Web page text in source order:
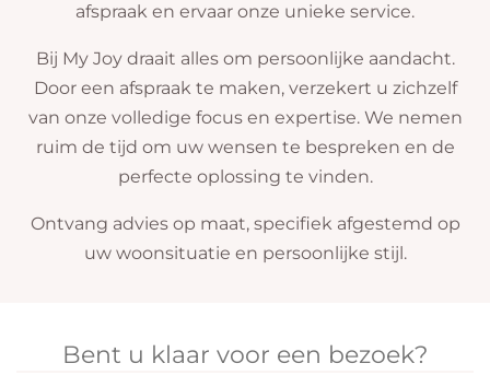
afspraak en ervaar onze unieke service.
Bij My Joy draait alles om persoonlijke aandacht.
Door een afspraak te maken, verzekert u zichzelf
van onze volledige focus en expertise. We nemen
ruim de tijd om uw wensen te bespreken en de
perfecte oplossing te vinden.
Ontvang advies op maat, specifiek afgestemd op
uw woonsituatie en persoonlijke stijl.
Bent u klaar voor een bezoek?